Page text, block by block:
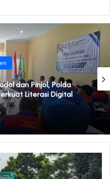
dan Pinjol, Polda
Literasi Digital